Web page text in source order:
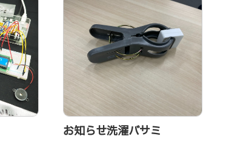
お知らせ洗濯バサミ